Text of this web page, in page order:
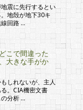
震に先行するとい
地殻が地下30キ
回路 …
こで間違った
大きな手がか
しれないが、主人
。CIA機密文書
の分析 …